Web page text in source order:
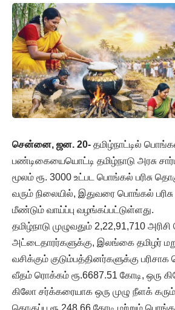
சென்னை, ஜன. 20- தமிழ்நாட்டில்
பண்டிகையையொட்டி தமிழ்நாடு அரசு
மூலம் ரூ. 3000 உட்பட பொங்கல் பரிசு
வரும் நிலையில், இதுவரை பொங்கல்
மீண்டும் வாய்ப்பு வழங்கப்பட்டுள்ளது.
தமிழ்நாடு முழுவதும் 2,22,91,710 அரிசி
அட்டைதாரர்களுக்கு, இலங்கை தமிழர்
வசிக்கும் குடும்பத்தினர்களுக்கு
வீதம் ரொக்கம் ரூ.6687.51 கோடி, ஒரு
கிலோ சர்க்கரையாக ஒரு முழு நீளக்
தொகுப்பு ரூ.248.66 கோடி மற்றும்